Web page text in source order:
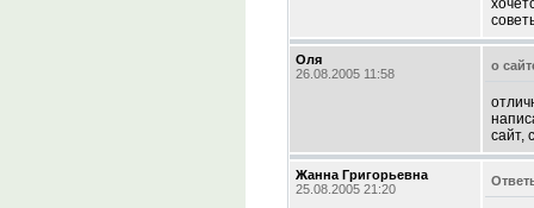
Оля
26.08.2005 11:58
о
сайт,
Жанна Григорьевна
25.08.2005 21:20